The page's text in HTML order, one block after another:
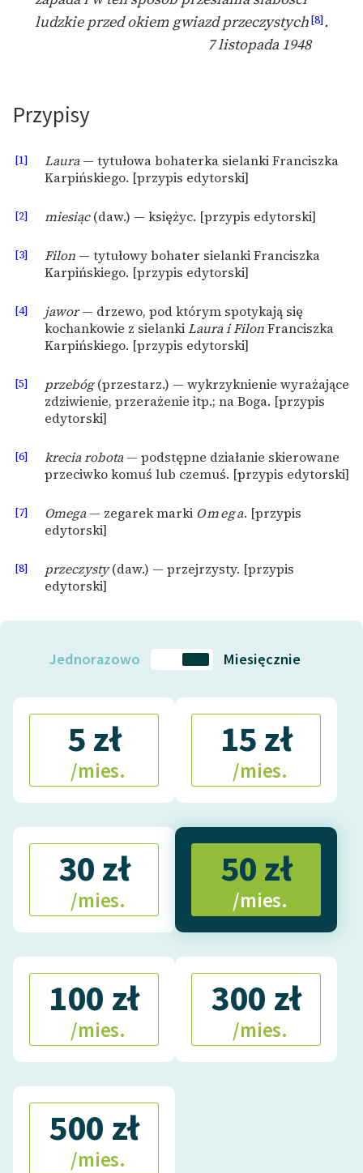
ludzkie przed okiem gwiazd przeczystych[8].
7 listopada 1948
Przypisy
[1] Laura— tytułowa bohaterka sielanki Franciszka
Karpińskiego. [przypis edytorski]
[2] miesiąc(daw.) — księżyc. [przypis edytorski]
[3] Filon — tytułowy bohater sielanki Franciszka
Karpińskiego. [przypis edytorski]
[4] jawor— drzewo, pod którym spotykają się
kochankowie z sielankiLaura i FilonFranciszka
Karpińskiego. [przypis edytorski]
[5] przebóg(przestarz.) — wykrzyknienie wyrażające
zdziwienie, przerażenie itp.; na Boga. [przypis
edytorski]
[6] krecia robota— podstępne działanie skierowane
przeciwko komuś lub czemuś. [przypis edytorski]
[7] Omega— zegarek marki Omega. [przypis
edytorski]
[8] przeczysty(daw.) — przejrzysty. [przypis
edytorski]
Jednorazowo Miesięcznie
5 zł
/mies.
15 zł
/mies.
30 zł
/mies.
50 zł
/mies.
100 zł
/mies.
300 zł
/mies.
500 zł
/mies.